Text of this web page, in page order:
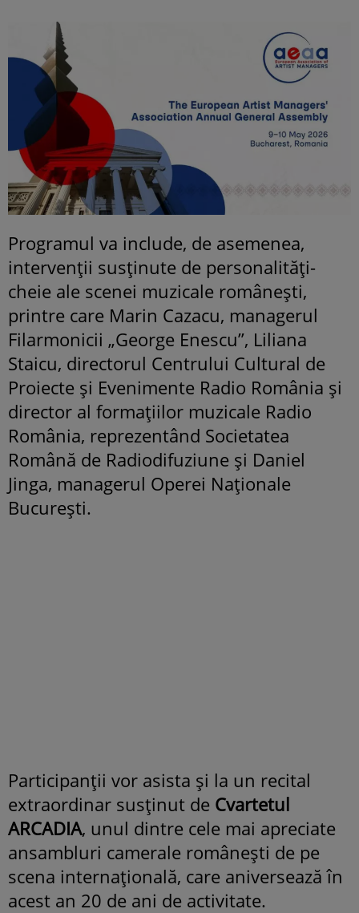
Programul va include, de asemenea,
intervenții susținute de personalități-
cheie ale scenei muzicale românești,
printre care Marin Cazacu, managerul
Filarmonicii „George Enescu”, Liliana
Staicu, directorul Centrului Cultural de
Proiecte și Evenimente Radio România și
director al formațiilor muzicale Radio
România, reprezentând Societatea
Română de Radiodifuziune și Daniel
Jinga, managerul Operei Naționale
București.
Participanții vor asista și la un recital
extraordinar susținut de Cvartetul
ARCADIA, unul dintre cele mai apreciate
ansambluri camerale românești de pe
scena internațională, care aniversează în
acest an 20 de ani de activitate.